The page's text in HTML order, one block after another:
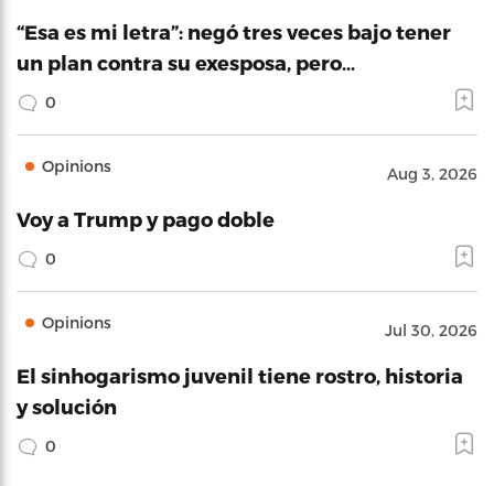
“Esa es mi letra”: negó tres veces bajo tener
un plan contra su exesposa, pero…
0
Opinions Aug 3, 2026
Voy a Trump y pago doble
0
Opinions Jul 30, 2026
El sinhogarismo juvenil tiene rostro, historia
y solución
0